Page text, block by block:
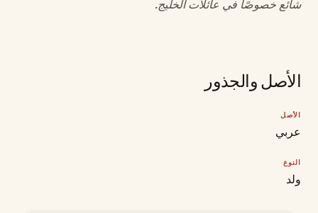
شائع خصوصًا في عائلات الخليج.
الأصل والجذور
الأصل
عربي
النوع
ولد